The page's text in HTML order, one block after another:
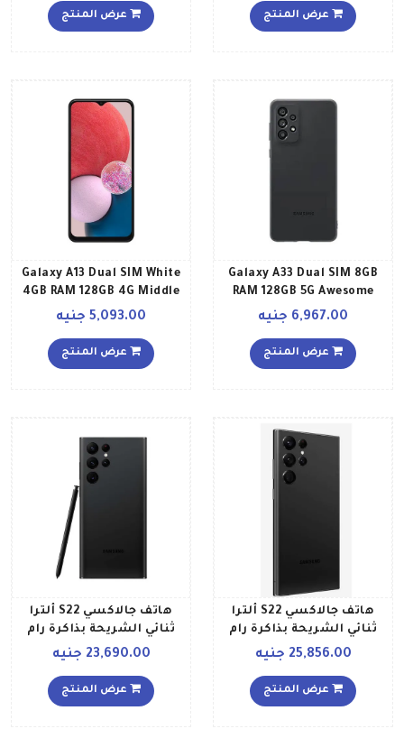
ويدعم تقنية 4G بلون برونزي
ميستيك إصدار عالمي
عرض المنتج
تقنية 4G إصدار الشرق
الأوسط، لون أزرق
عرض المنتج
Galaxy A33 Dual SIM 8GB
RAM 128GB 5G Awesome
Black
6,967.00 جنيه
عرض المنتج
Galaxy A13 Dual SIM White
4GB RAM 128GB 4G Middle
East Version
5,093.00 جنيه
عرض المنتج
هاتف جالاكسي S22 ألترا
ثنائي الشريحة بذاكرة رام
سعة 12 جيجابايت وذاكرة
يدعم تقنية 5G بلون أسود
فانتوم إصدار عالمي
25,856.00 جنيه
عرض المنتج
هاتف جالاكسي S22 ألترا
ثنائي الشريحة بذاكرة رام
سعة 12 جيجابايت وذاكرة
ويدعم تقنية 5G، لون أسود
فانتوم، إصدار عالمي
23,690.00 جنيه
عرض المنتج